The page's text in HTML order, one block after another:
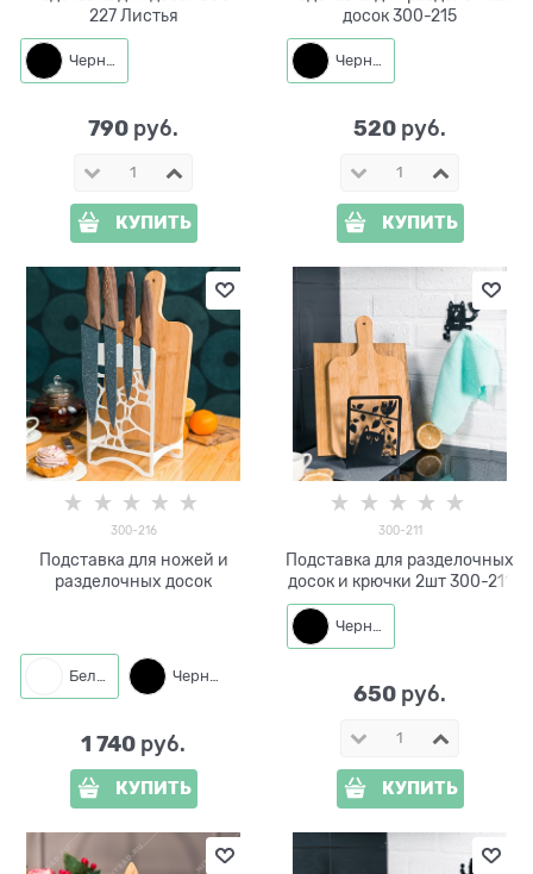
227 Листья
Черный
790 руб.
КУПИТЬ
досок 300-215
Черный
520 руб.
КУПИТЬ
300-216
Подставка для ножей и
разделочных досок
Белый Черный
1 740 руб.
КУПИТЬ
300-211
Подставка для разделочных
досок и крючки 2шт 300-211
Черный
650 руб.
КУПИТЬ